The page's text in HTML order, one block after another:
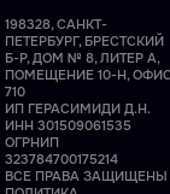
198328, САНКТ-
ПЕТЕРБУРГ, БРЕСТСКИЙ
Б-Р, ДОМ № 8, ЛИТЕР А,
ПОМЕЩЕНИЕ 10-Н, ОФИС
710
ИП ГЕРАСИМИДИ Д.Н.
ИНН 301509061535
ОГРНИП
323784700175214
ВСЕ ПРАВА ЗАЩИЩЕНЫ